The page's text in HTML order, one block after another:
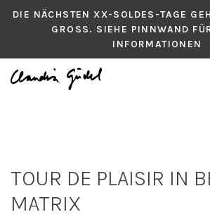
DIE NÄCHSTEN XX-SOLDES-TAGE
GROSS. SIEHE PINNWAND
INFORMATIONEN
TOUR DE PLAISIR IN
MATRIX